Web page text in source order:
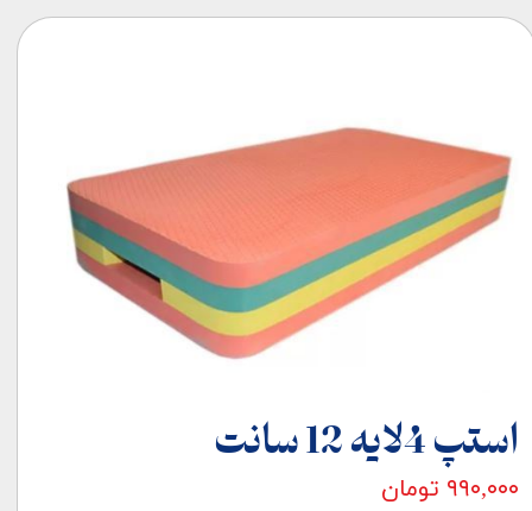
استپ 4لایه 12 سانت
۹۹۰,۰۰۰ تومان